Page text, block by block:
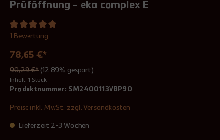
Prüföffnung - eka complex E
1 Bewertung
78,65 €*
90,29 €* (12.89% gespart)
Inhalt: 1 Stück
Produktnummer: SM2400113VBP90
Preise inkl. MwSt. zzgl. Versandkosten
Lieferzeit 2-3 Wochen